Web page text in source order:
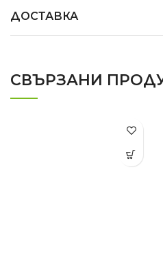
ДОСТАВКА
СВЪРЗАНИ